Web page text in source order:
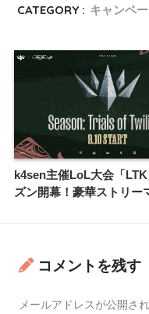
CATEGORY : キャンペ
k4sen主催LoL大会「
ズン開幕！豪華ストリー
コメントを残す
メールアドレスが公開さ